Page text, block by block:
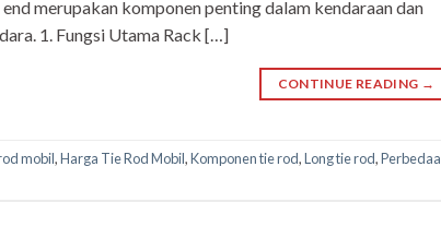
merupakan komponen penting dalam kendaraan dan
1. Fungsi Utama Rack […]
CONTINUE READING →
mobil,Harga Tie Rod Mobil,Komponen tie rod,Long tie rod,